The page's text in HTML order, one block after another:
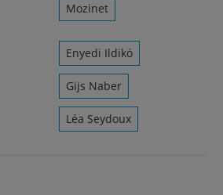
Mozinet
Enyedi Ildikó
Gijs Naber
Léa Seydoux